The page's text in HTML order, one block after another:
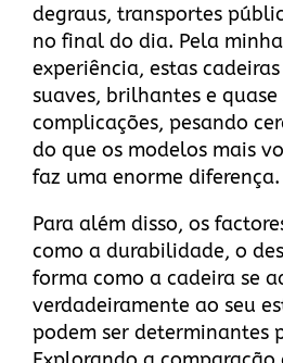
degraus, transportes
no final do dia. Pela
experiência, estas
suaves, brilhantes e quase
complicações, pesando
do que os modelos mais
faz uma enorme diferença.
Para além disso, os
como a durabilidade, o
forma como a cadeira se
verdadeiramente ao seu
podem ser determinantes